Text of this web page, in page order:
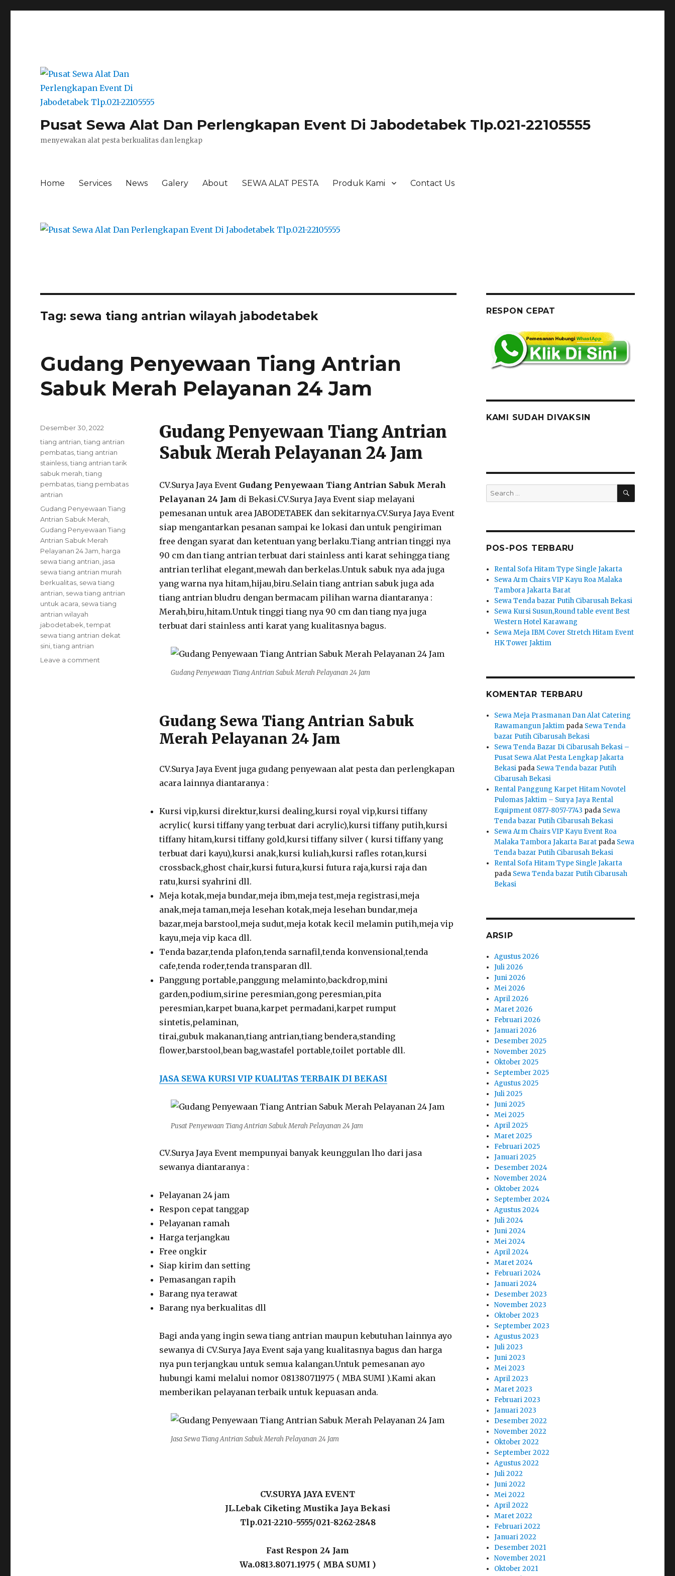
Pusat Sewa Alat Dan Perlengkapan Event Di Jabodetabek Tlp.021-22105555
menyewakan alat pesta berkualitas dan lengkap
Home Services News Galery About SEWA ALAT PESTA Produk Kami Contact Us
Tag:sewa tiang antrian wilayah jabodetabek
Gudang Penyewaan Tiang Antrian
Sabuk Merah Pelayanan 24 Jam
Gudang Penyewaan Tiang Antrian
Sabuk Merah Pelayanan 24 Jam
CV.Surya Jaya Event Gudang Penyewaan Tiang Antrian Sabuk Merah
Pelayanan 24 Jam di Bekasi.CV.Surya Jaya Event siap melayani
pemesanan untuk area JABODETABEK dan sekitarnya.CV.Surya Jaya Event
siap mengantarkan pesanan sampai ke lokasi dan untuk pengiriman
free dengan syarat dan ketentuan yang berlaku.Tiang antrian tinggi nya
90 cm dan tiang antrian terbuat dari stainless anti karat sehingga tiang
antrian terlihat elegant,mewah dan berkelas.Untuk sabuk nya ada juga
yang warna nya hitam,hijau,biru.Selain tiang antrian sabuk juga ada
tiang antrian bludru dengan bermacam pilihan warna diantaranya :
Merah,biru,hitam.Untuk tinggi tiang nya 90 cm dan tiang nya juga
terbuat dari stainless anti karat yang kualitasnya bagus.
Gudang Penyewaan Tiang Antrian Sabuk Merah Pelayanan 24 Jam
Gudang Sewa Tiang Antrian Sabuk
Merah Pelayanan 24 Jam
CV.Surya Jaya Event juga gudang penyewaan alat pesta dan perlengkapan
acara lainnya diantaranya :
Kursi vip,kursi direktur,kursi dealing,kursi royal vip,kursi tiffany
acrylic( kursi tiffany yang terbuat dari acrylic),kursi tiffany putih,kursi
tiffany hitam,kursi tiffany gold,kursi tiffany silver ( kursi tiffany yang
terbuat dari kayu),kursi anak,kursi kuliah,kursi rafles rotan,kursi
crossback,ghost chair,kursi futura,kursi futura raja,kursi raja dan
ratu,kursi syahrini dll.
Meja kotak,meja bundar,meja ibm,meja test,meja registrasi,meja
anak,meja taman,meja lesehan kotak,meja lesehan bundar,meja
bazar,meja barstool,meja sudut,meja kotak kecil melamin putih,meja vip
kayu,meja vip kaca dll.
Tenda bazar,tenda plafon,tenda sarnafil,tenda konvensional,tenda
cafe,tenda roder,tenda transparan dll.
Panggung portable,panggung melaminto,backdrop,mini
garden,podium,sirine peresmian,gong peresmian,pita
peresmian,karpet buana,karpet permadani,karpet rumput
sintetis,pelaminan,
tirai,gubuk makanan,tiang antrian,tiang bendera,standing
flower,barstool,bean bag,wastafel portable,toilet portable dll.
JASA SEWA KURSI VIP KUALITAS TERBAIK DI BEKASI
Pusat Penyewaan Tiang Antrian Sabuk Merah Pelayanan 24 Jam
CV.Surya Jaya Event mempunyai banyak keunggulan lho dari jasa
sewanya diantaranya :
Pelayanan 24 jam
Respon cepat tanggap
Pelayanan ramah
Harga terjangkau
Free ongkir
Siap kirim dan setting
Pemasangan rapih
Barang nya terawat
Barang nya berkualitas dll
Bagi anda yang ingin sewa tiang antrian maupun kebutuhan lainnya ayo
sewanya di CV.Surya Jaya Event saja yang kualitasnya bagus dan harga
nya pun terjangkau untuk semua kalangan.Untuk pemesanan ayo
hubungi kami melalui nomor 081380711975 ( MBA SUMI ).Kami akan
memberikan pelayanan terbaik untuk kepuasan anda.
Jasa Sewa Tiang Antrian Sabuk Merah Pelayanan 24 Jam
CV.SURYA JAYA EVENT
JL.Lebak Ciketing Mustika Jaya Bekasi
Tlp.021-2210-5555/021-8262-2848
Fast Respon 24 Jam
Wa.0813.8071.1975 ( MBA SUMI )
Posted
on
Desember 30, 2022
Categories
tiang antrian ,tiang antrian
pembatas ,tiang antrian
stainless ,tiang antrian tarik
sabuk merah ,tiang
pembatas ,tiang pembatas
antrian
Tags
Gudang Penyewaan Tiang
Antrian Sabuk Merah
Gudang Penyewaan Tiang
Antrian Sabuk Merah
Pelayanan 24 Jam harga
sewa tiang antrian jasa
sewa tiang antrian murah
berkualitas sewa tiang
antrian sewa tiang antrian
untuk acara sewa tiang
antrian wilayah
jabodetabek ,tempat
sewa tiang antrian dekat
sini ,tiang antrian
Leave a comment
RESPON CEPAT
KAMI SUDAH DIVAKSIN
Search
for:
SEARCH
POS-POS TERBARU
Rental Sofa Hitam Type Single Jakarta
Sewa Arm Chairs VIP Kayu Roa Malaka
Tambora Jakarta Barat
Sewa Tenda bazar Putih Cibarusah Bekasi
Sewa Kursi Susun,Round table event Best
Western Hotel Karawang
Sewa Meja IBM Cover Stretch Hitam Event
HK Tower Jaktim
KOMENTAR TERBARU
Sewa Meja Prasmanan Dan Alat Catering
Rawamangun Jaktim pada Sewa Tenda
bazar Putih Cibarusah Bekasi
Sewa Tenda Bazar Di Cibarusah Bekasi –
Pusat Sewa Alat Pesta Lengkap Jakarta
Bekasi pada Sewa Tenda bazar Putih
Cibarusah Bekasi
Rental Panggung Karpet Hitam Novotel
Pulomas Jaktim – Surya Jaya Rental
Equipment 0877-8057-7743 pada Sewa
Tenda bazar Putih Cibarusah Bekasi
Sewa Arm Chairs VIP Kayu Event Roa
Malaka Tambora Jakarta Barat pada Sewa
Tenda bazar Putih Cibarusah Bekasi
Rental Sofa Hitam Type Single Jakarta
pada Sewa Tenda bazar Putih Cibarusah
Bekasi
ARSIP
Agustus 2026
Juli 2026
Juni 2026
Mei 2026
April 2026
Maret 2026
Februari 2026
Januari 2026
Desember 2025
November 2025
Oktober 2025
September 2025
Agustus 2025
Juli 2025
Juni 2025
Mei 2025
April 2025
Maret 2025
Februari 2025
Januari 2025
Desember 2024
November 2024
Oktober 2024
September 2024
Agustus 2024
Juli 2024
Juni 2024
Mei 2024
April 2024
Maret 2024
Februari 2024
Januari 2024
Desember 2023
November 2023
Oktober 2023
September 2023
Agustus 2023
Juli 2023
Juni 2023
Mei 2023
April 2023
Maret 2023
Februari 2023
Januari 2023
Desember 2022
November 2022
Oktober 2022
September 2022
Agustus 2022
Juli 2022
Juni 2022
Mei 2022
April 2022
Maret 2022
Februari 2022
Januari 2022
Desember 2021
November 2021
Oktober 2021